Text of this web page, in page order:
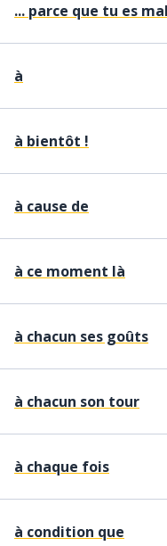
à
à bientôt !
à cause de
à ce moment là
à chacun ses goûts
à chacun son tour
à chaque fois
à condition que